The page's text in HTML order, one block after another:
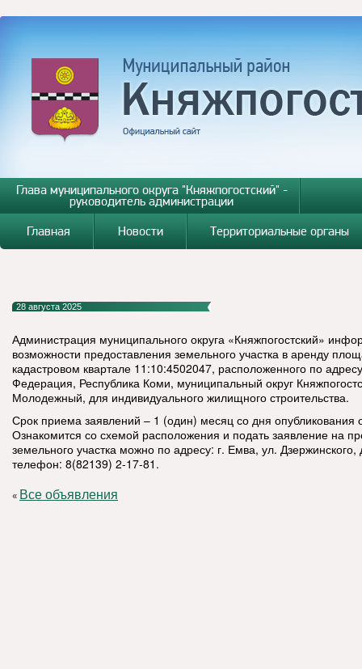
Глава муниципального округа "Княжпогостский" -
руководитель администрации
Главная
Новости Территориальные органы
28 августа 2025
Администрация муниципального округа «Княжпогостский»
возможности предоставления земельного участка в аренду
кадастровом квартале 11:10:4502047, расположенного по
Федерация, Республика Коми, муниципальный округ
Молодежный, для индивидуального жилищного строительства.
Срок приема заявлений – 1 (один) месяц со дня опубликования
Ознакомится со схемой расположения и подать заявление на
земельного участка можно по адресу: г. Емва, ул. Дзержинского,
телефон: 8(82139) 2-17-81.
« Все объявления